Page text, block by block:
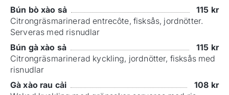
Bún bò xào sả
115 kr
Citrongräsmarinerad entrecôte, fisksås, jordnötter.
Serveras med risnudlar
Bún gà xào sả
115 kr
Citrongräsmarinerad kyckling, jordnötter, fisksås med
risnudlar
Gà xào rau cải
108 kr